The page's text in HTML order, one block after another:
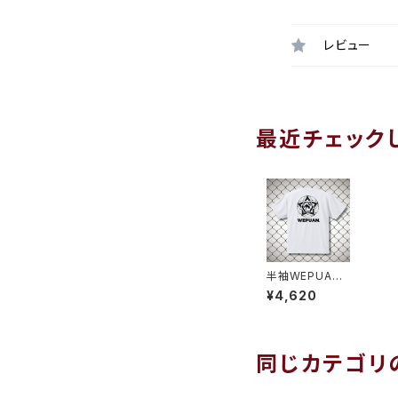
レビュー
最近チェック
半袖WEPUAN
ボールプラシャ
ツ ホワイトブラ
¥4,620
同じカテゴリ